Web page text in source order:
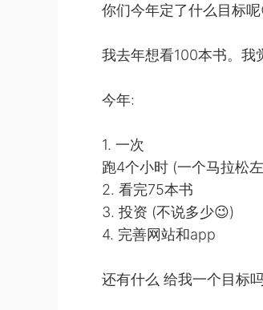
你们今年定了什么目标
我去年想看100本书。我
今年:
1. 一次
跑4个小时 (一个马拉松
2. 看完75本书
3. 投资 (不说多少😉)
4. 完善网站和app
还有什么 给我一个目标